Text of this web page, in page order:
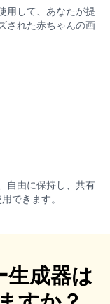
用して、あなたが提
された赤ちゃんの画
自由に保持し、共有
できます。
成器は